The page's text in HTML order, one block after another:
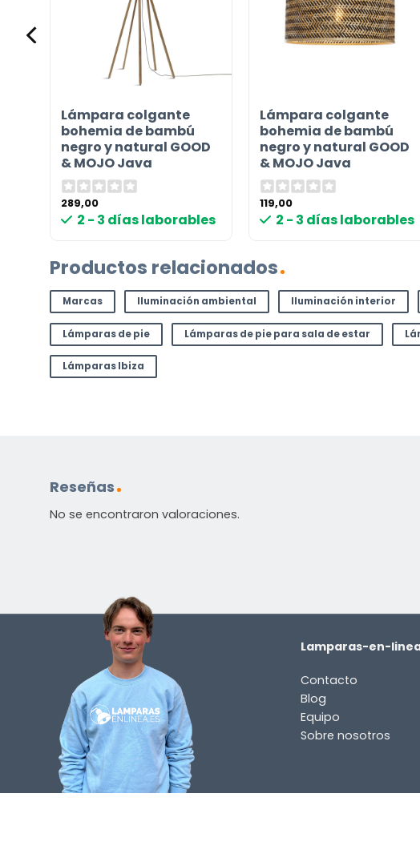
Instrucciones en diferentes idiomas
Etiqueta energética
¿TIENES ALGUNA PREGUNTA?
Contáctenos. Puede comunicarse con nosotros por
correo electrónico ainfo@lamparas-en-linea.es.
Lámpara colgante
bohemia de bambú
negro y natural GOOD
& MOJO Java
289,00
2 - 3 días laborables
Lámpara colgante
bohemia de bambú
negro y natural GOOD
& MOJO Java
119,00
2 - 3 días laborables
Productos relacionados
Marcas Iluminación ambiental Iluminación interior
Lámparas de pie Lámparas de pie para sala de estar
Lámparas Ibiza
Reseñas
No se encontraron valoraciones.
Lamparas-en-
Contacto
Blog
Equipo
Sobre nosotros